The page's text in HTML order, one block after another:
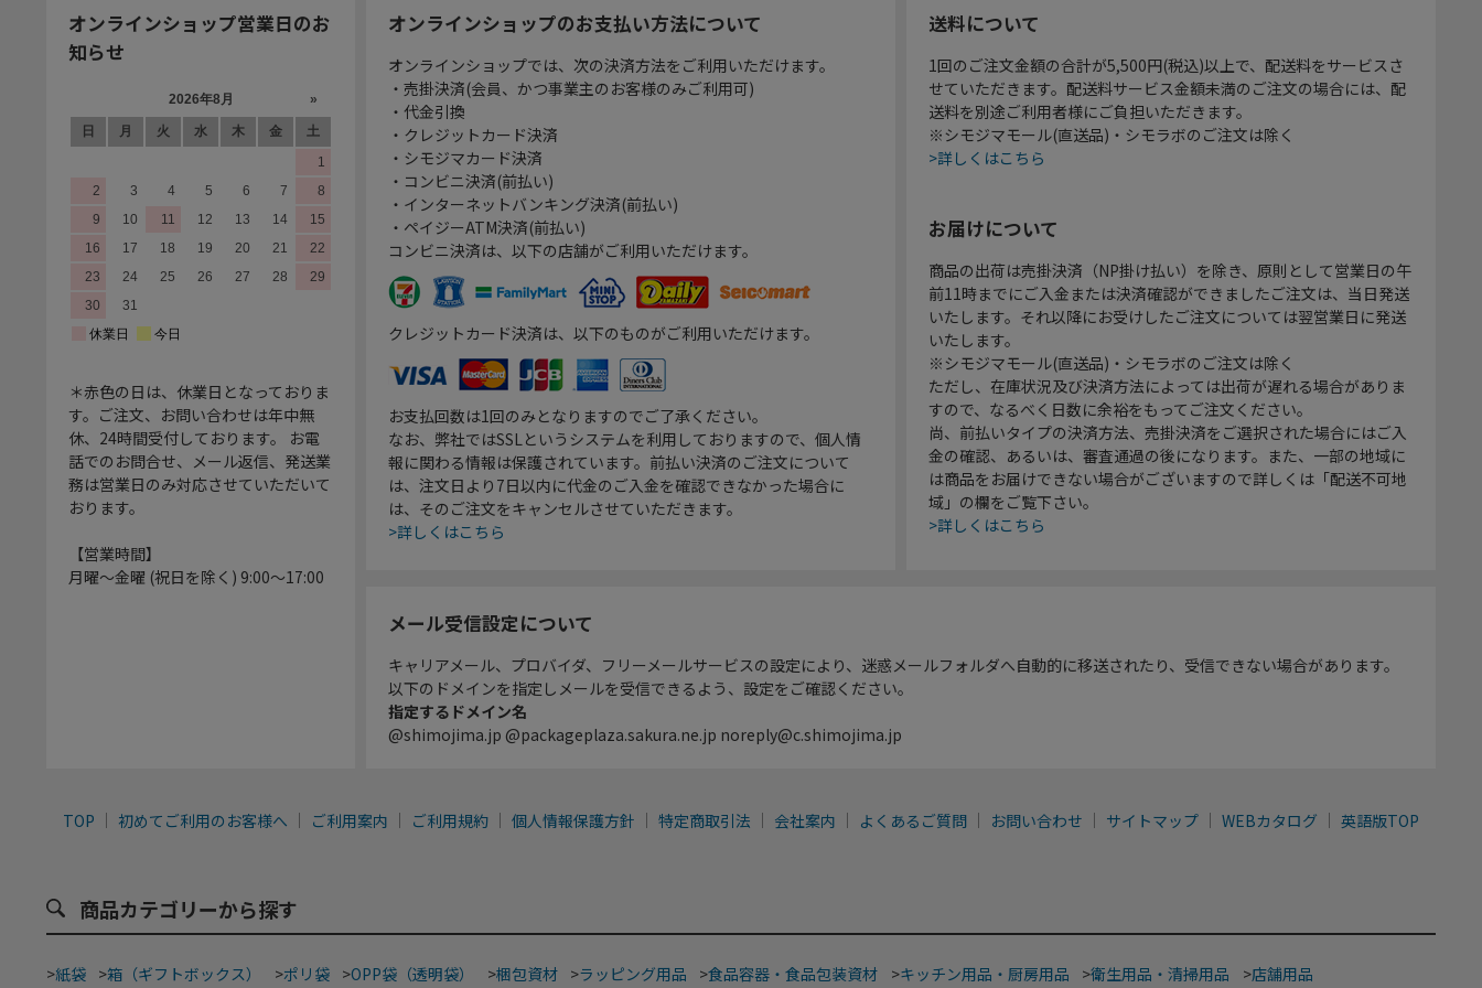
オンラインショップ営業日のお
知らせ
＊赤色の日は、休業日となっておりま
す。ご注文、お問い合わせは年中無
休、24時間受付しております。 お電
話でのお問合せ、メール返信、発送業
務は営業日のみ対応させていただいて
おります。
【営業時間】
月曜～金曜 (祝日を除く) 9:00～17:00
オンラインショップのお支払い方法について
オンラインショップでは、次の決済方法をご利用いただけます。
・売掛決済(会員、かつ事業主のお客様のみご利用可)
・代金引換
・クレジットカード決済
・シモジマカード決済
・コンビニ決済(前払い)
・インターネットバンキング決済(前払い)
・ペイジーATM決済(前払い)
コンビニ決済は、以下の店舗がご利用いただけます。
クレジットカード決済は、以下のものがご利用いただけます。
お支払回数は1回のみとなりますのでご了承ください。
なお、弊社ではSSLというシステムを利用しておりますので、個人情
報に関わる情報は保護されています。前払い決済のご注文について
は、注文日より7日以内に代金のご入金を確認できなかった場合に
は、そのご注文をキャンセルさせていただきます。
>詳しくはこちら
送料について
1回のご注文金額の合計が5,500円(税込)以上で、配送料をサービスさ
せていただきます。配送料サービス金額未満のご注文の場合には、配
送料を別途ご利用者様にご負担いただきます。
※シモジマモール(直送品)・シモラボのご注文は除く
>詳しくはこちら
お届けについて
商品の出荷は売掛決済（NP掛け払い）を除き、原則として営業日の午
前11時までにご入金または決済確認ができましたご注文は、当日発送
いたします。それ以降にお受けしたご注文については翌営業日に発送
いたします。
※シモジマモール(直送品)・シモラボのご注文は除く
ただし、在庫状況及び決済方法によっては出荷が遅れる場合がありま
すので、なるべく日数に余裕をもってご注文ください。
尚、前払いタイプの決済方法、売掛決済をご選択された場合にはご入
金の確認、あるいは、審査通過の後になります。また、一部の地域に
は商品をお届けできない場合がございますので詳しくは「配送不可地
域」の欄をご覧下さい。
>詳しくはこちら
メール受信設定について
キャリアメール、プロバイダ、フリーメールサービスの設定により、迷惑メールフォルダへ自動的に移送されたり、受信できない場合があります。
以下のドメインを指定しメールを受信できるよう、設定をご確認ください。
指定するドメイン名
@shimojima.jp @packageplaza.sakura.ne.jp noreply@c.shimojima.jp
TOP 初めてご利用のお客様へ ご利用案内 ご利用規約 個人情報保護方針 特定商取引法 会社案内 よくあるご質問 お問い合わせ サイトマップ WEBカタログ 英語版TOP
商品カテゴリーから探す
>紙袋 >箱（ギフトボックス） >ポリ袋 >OPP袋（透明袋） >梱包資材 >ラッピング用品 >食品容器・食品包装資材 >キッチン用品・厨房用品 >衛生用品・清掃用品 >店舗用品